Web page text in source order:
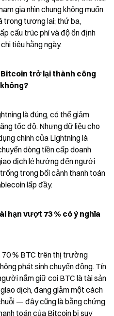
gia nhìn chung không muốn
trong tương lai; thứ ba,
cấu trúc phí và độ ổn định
tiêu hằng ngày.
trở lại thành công
là đúng, có thể giảm
tốc độ. Nhưng dữ liệu cho
chính của Lightning là
dòng tiền cấp doanh
dịch lẻ hướng đến người
trong bối cảnh thanh toán
lấp đầy.
hạn vượt 73 % có ý nghĩa
% BTC trên thị trường
phát sinh chuyển động. Tín
nắm giữ coi BTC là tài sản
dịch, đang giảm một cách
— đây cũng là bằng chứng
toán của Bitcoin bị suy